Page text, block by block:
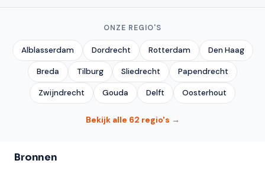
ONZE REGIO'S
Alblasserdam Dordrecht Rotterdam Den Haag
Breda Tilburg Sliedrecht Papendrecht
Zwijndrecht Gouda Delft Oosterhout
Bekijk alle 62 regio's →
Bronnen